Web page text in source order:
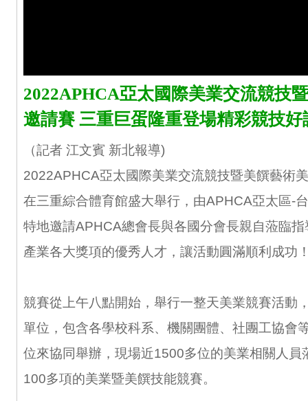
2022APHCA亞太國際美業交流競技
邀請賽 三重巨蛋隆重登場精彩競技好
（記者 江文賓 新北報導)
2022APHCA亞太國際美業交流競技暨美饌藝術
在三重綜合體育館盛大舉行，由APHCA亞太區-
特地邀請APHCA總會長與各國分會長親自蒞臨
產業各大獎項的優秀人才，讓活動圓滿順利成功
競賽從上午八點開始，舉行一整天美業競賽活動
單位，包含各學校科系、機關團體、社團工協會
位來協同舉辦，現場近1500多位的美業相關人員
100多項的美業暨美饌技能競賽。